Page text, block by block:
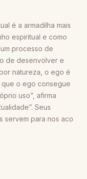
é a armadilha mais
espiritual e como
processo de
de desenvolver e
natureza, o ego é
que o ego consegue
uso”, afirma
Seus
servem para nos aco